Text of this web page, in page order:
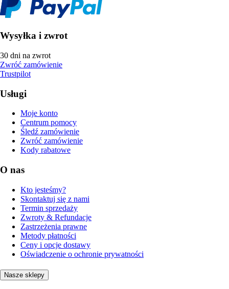
Wysyłka i zwrot
30 dni na zwrot
Zwróć zamówienie
Trustpilot
Usługi
Moje konto
Centrum pomocy
Śledź zamówienie
Zwróć zamówienie
Kody rabatowe
O nas
Kto jesteśmy?
Skontaktuj się z nami
Termin sprzedaży
Zwroty & Refundacje
Zastrzeżenia prawne
Metody płatności
Ceny i opcje dostawy
Oświadczenie o ochronie prywatności
Nasze sklepy